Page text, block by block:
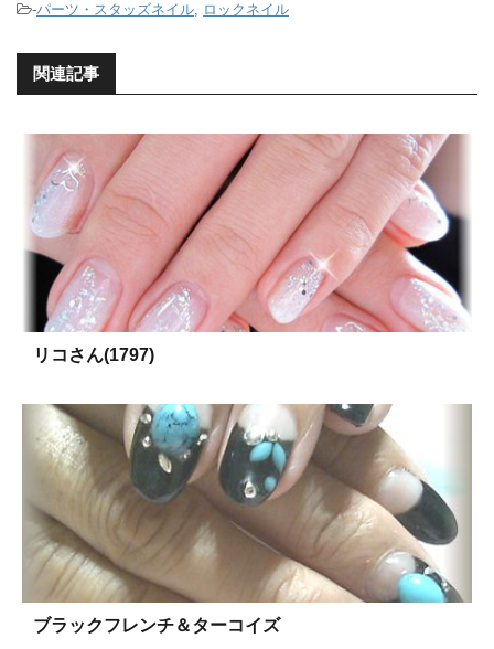
-パーツ・スタッズネイル, ロックネイル
関連記事
リコさん(1797)
ブラックフレンチ＆ターコイズ